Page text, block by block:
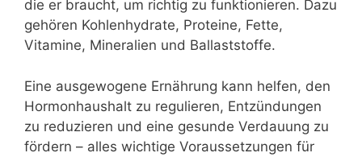
die er braucht, um richtig zu funktionieren. Dazu
gehören Kohlenhydrate, Proteine, Fette,
Vitamine, Mineralien und Ballaststoffe.
Eine ausgewogene Ernährung kann helfen, den
Hormonhaushalt zu regulieren, Entzündungen
zu reduzieren und eine gesunde Verdauung zu
fördern – alles wichtige Voraussetzungen für